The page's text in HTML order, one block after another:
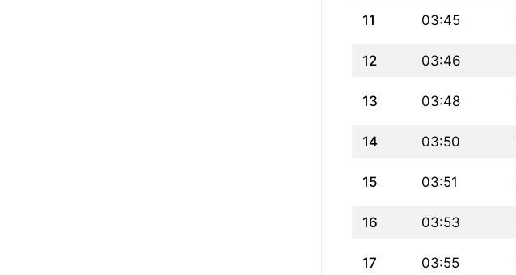
11 03:45
12 03:46
13 03:48
14 03:50
15 03:51
16 03:53
17 03:55